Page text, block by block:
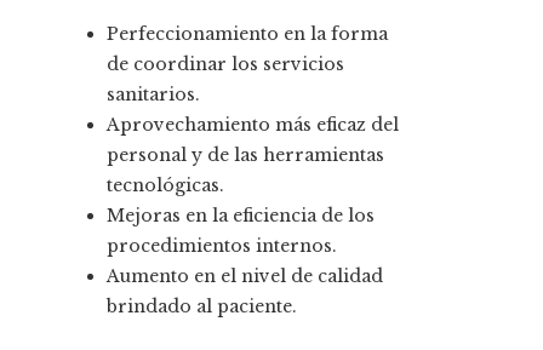
Perfeccionamiento en la forma
de coordinar los servicios
sanitarios.
Aprovechamiento más eficaz del
personal y de las herramientas
tecnológicas.
Mejoras en la eficiencia de los
procedimientos internos.
Aumento en el nivel de calidad
brindado al paciente.